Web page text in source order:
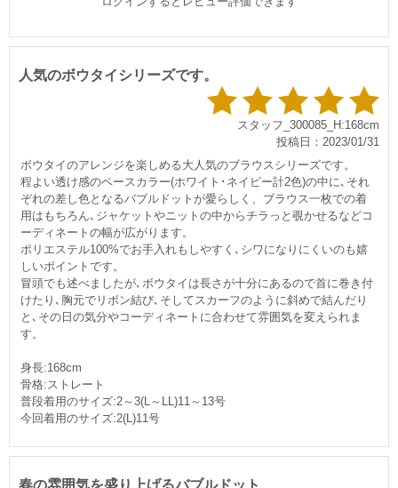
人気のボウタイシリーズです。
スタッフ_300085_H:168cm
投稿日：2023/01/31
ボウタイのアレンジを楽しめる大人気のブラウスシリーズです。
程よい透け感のベースカラー(ホワイト･ネイビー計2色)の中に､それ
ぞれの差し色となるバブルドットが愛らしく、ブラウス一枚での着
用はもちろん､ジャケットやニットの中からチラっと覗かせるなどコ
ーディネートの幅が広がります。
ポリエステル100%でお手入れもしやすく､シワになりにくいのも嬉
しいポイントです。
冒頭でも述べましたが､ボウタイは長さが十分にあるので首に巻き付
けたり､胸元でリボン結び､そしてスカーフのように斜めで結んだり
と､その日の気分やコーディネートに合わせて雰囲気を変えられま
す。
身長:168cm
骨格:ストレート
普段着用のサイズ:2～3(L～LL)11～13号
今回着用のサイズ:2(L)11号